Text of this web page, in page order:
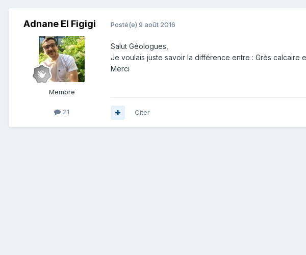
Adnane El Figigi
Membre
21
Posté(e) 9 août 2016
Salut Géologues,
Je voulais juste savoir la différence entre : Grès calcaire
Merci
Citer